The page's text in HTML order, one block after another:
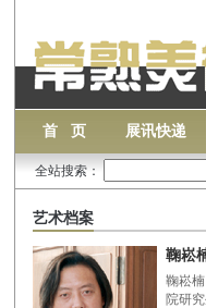
首 页 展讯快递
全站搜索：
艺术档案
鞠崧
鞠崧
院研